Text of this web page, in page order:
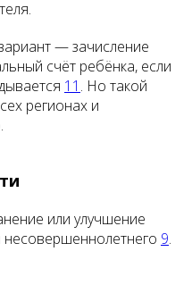
— зачисление
счёт ребёнка, если
11 . Но такой
регионах и
или улучшение
9.